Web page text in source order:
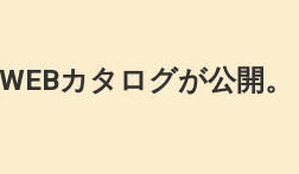
カタログが公開。